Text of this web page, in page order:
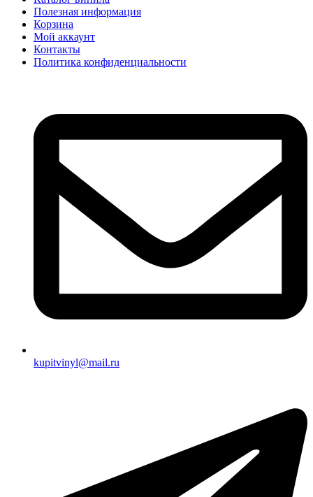
Полезная информация
Корзина
Мой аккаунт
Контакты
Политика конфиденциальности
kupitvinyl@mail.ru